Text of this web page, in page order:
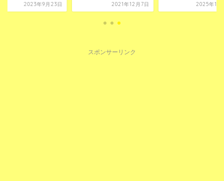
2023年9月23日 2021年12月7日 2025年11
スポンサーリンク